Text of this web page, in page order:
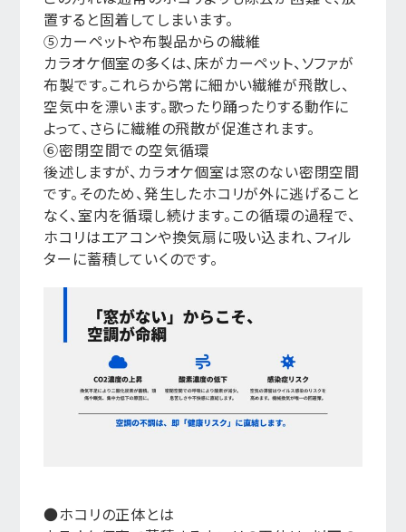
置すると固着してしまいます。
⑤カーペットや布製品からの繊維
カラオケ個室の多くは、床がカーペット、ソファが
布製です。これらから常に細かい繊維が飛散し、
空気中を漂います。歌ったり踊ったりする動作に
よって、さらに繊維の飛散が促進されます。
⑥密閉空間での空気循環
後述しますが、カラオケ個室は窓のない密閉空間
です。そのため、発生したホコリが外に逃げること
なく、室内を循環し続けます。この循環の過程で、
ホコリはエアコンや換気扇に吸い込まれ、フィル
ターに蓄積していくのです。
●ホコリの正体とは